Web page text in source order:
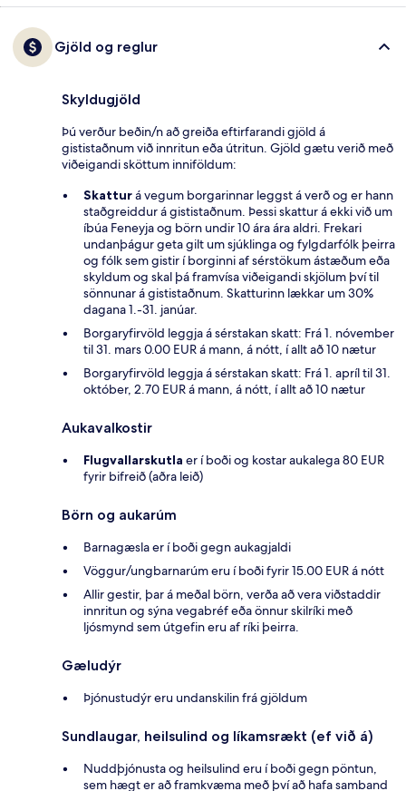
Gjöld og reglur
Skyldugjöld
Þú verður beðin/n að greiða eftirfarandi gjöld á
gististaðnum við innritun eða útritun. Gjöld gætu verið með
viðeigandi sköttum inniföldum:
Skatturá vegum borgarinnar leggst á verð og er hann
staðgreiddur á gististaðnum. Þessi skattur á ekki við um
íbúa Feneyja og börn undir 10 ára ára aldri. Frekari
undanþágur geta gilt um sjúklinga og fylgdarfólk þeirra
og fólk sem gistir í borginni af sérstökum ástæðum eða
skyldum og skal þá framvísa viðeigandi skjölum því til
sönnunar á gististaðnum. Skatturinn lækkar um 30%
dagana 1.-31. janúar.
Borgaryfirvöld leggja á sérstakan skatt: Frá 1. nóvember
til 31. mars 0.00 EUR á mann, á nótt, í allt að 10 nætur
Borgaryfirvöld leggja á sérstakan skatt: Frá 1. apríl til 31.
október, 2.70 EUR á mann, á nótt, í allt að 10 nætur
Aukavalkostir
Flugvallarskutla er í boði og kostar aukalega 80 EUR
fyrir bifreið (aðra leið)
Börn og aukarúm
Barnagæsla er í boði gegn aukagjaldi
Vöggur/ungbarnarúm eru í boði fyrir 15.00 EUR á nótt
Allir gestir, þar á meðal börn, verða að vera viðstaddir
innritun og sýna vegabréf eða önnur skilríki með
ljósmynd sem útgefin eru af ríki þeirra.
Gæludýr
Þjónustudýr eru undanskilin frá gjöldum
Sundlaugar, heilsulind og líkamsrækt (ef við á)
Nuddþjónusta og heilsulind eru í boði gegn pöntun,
sem hægt er að framkvæma með því að hafa samband